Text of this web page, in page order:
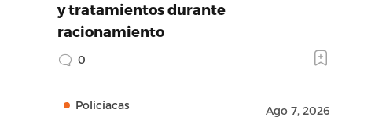
y tratamientos durante
racionamiento
0
Policíacas Ago 7, 2026